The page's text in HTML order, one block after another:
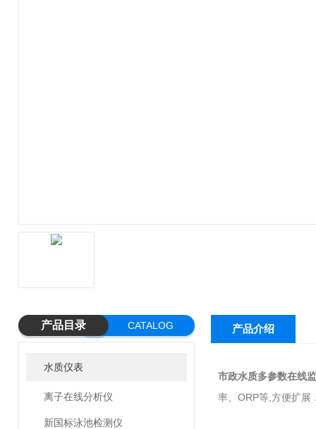
产品目录 CATALOG
水质仪表
离子在线分析仪
新国标泳池检测仪
产品介绍
市政水质多参数在线
率、ORP等,方便扩展